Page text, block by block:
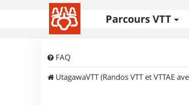
Parcours VTT
FAQ
UtagawaVTT (Randos VTT et VTTAE